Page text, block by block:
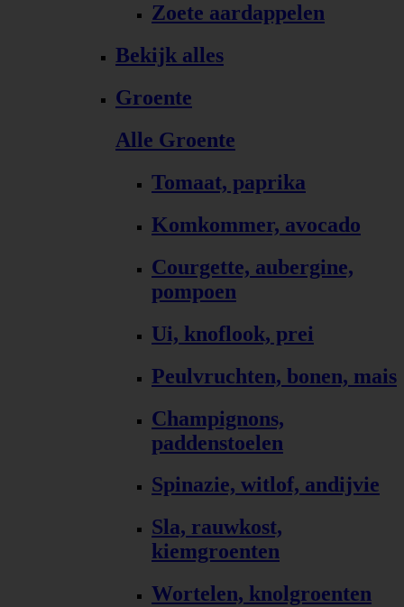
Zoete aardappelen
Bekijk alles
Groente
Alle Groente
Tomaat, paprika
Komkommer, avocado
Courgette, aubergine,
pompoen
Ui, knoflook, prei
Peulvruchten, bonen, mais
Champignons,
paddenstoelen
Spinazie, witlof, andijvie
Sla, rauwkost,
kiemgroenten
Wortelen, knolgroenten